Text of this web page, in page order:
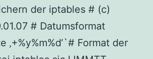
der iptables # (c)
# Datumsformat
‚+%y%m%d’`# Format der